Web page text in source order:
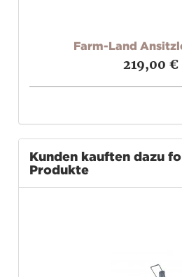
Farm-Land
219,00 €
Kunden kauften dazu
Produkte